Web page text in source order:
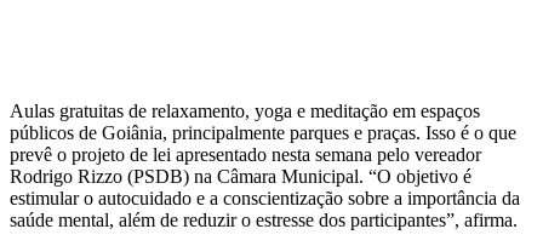
Aulas gratuitas de relaxamento, yoga e meditação em espaços
públicos de Goiânia, principalmente parques e praças. Isso é o que
prevê o projeto de lei apresentado nesta semana pelo vereador
Rodrigo Rizzo (PSDB) na Câmara Municipal. “O objetivo é
estimular o autocuidado e a conscientização sobre a importância da
saúde mental, além de reduzir o estresse dos participantes”, afirma.